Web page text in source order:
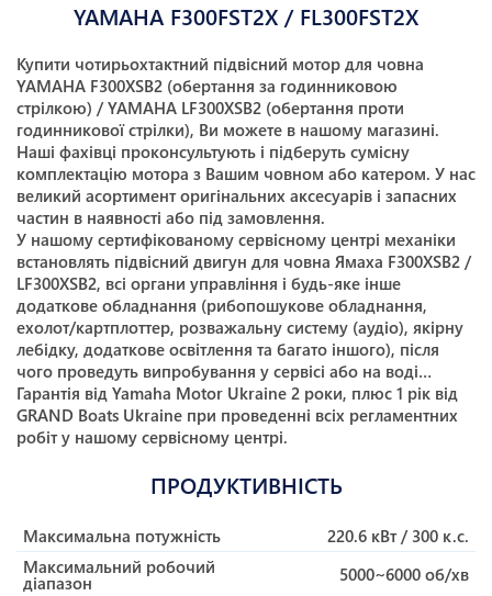
YAMAHA F300FST2X / FL300FST2X
Купити чотирьохтактний підвісний мотор для човна
YAMAHA F300XSB2 (обертання за годинниковою
стрілкою) / YAMAHA LF300XSB2 (обертання проти
годинникової стрілки), Ви можете в нашому магазині.
Наші фахівці проконсультують і підберуть сумісну
комплектацію мотора з Вашим човном або катером. У нас
великий асортимент оригінальних аксесуарів і запасних
частин в наявності або під замовлення.
У нашому сертифікованому сервісному центрі механіки
встановлять підвісний двигун для човна Ямаха F300XSB2 /
LF300XSB2, всі органи управління і будь-яке інше
додаткове обладнання (рибопошукове обладнання,
ехолот/картплоттер, розважальну систему (аудіо), якірну
лебідку, додаткове освітлення та багато іншого), після
чого проведуть випробування у сервісі або на воді…
Гарантія від Yamaha Motor Ukraine 2 роки, плюс 1 рік від
GRAND Boats Ukraine при проведенні всіх регламентних
робіт у нашому сервісному центрі.
ПРОДУКТИВНІСТЬ
Максимальна потужність
220.6 кВт / 300 к.с.
Максимальний робочий
діапазон
5000~6000 об/хв